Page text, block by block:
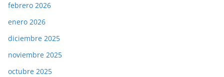
febrero 2026
enero 2026
diciembre 2025
noviembre 2025
octubre 2025